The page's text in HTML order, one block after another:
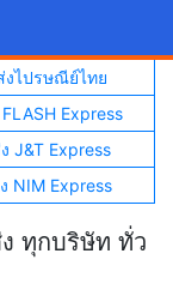
งไปรษณีย์ไทย
Express
J&T Express
NIM Express
ทุกบริษัท ทั่ว